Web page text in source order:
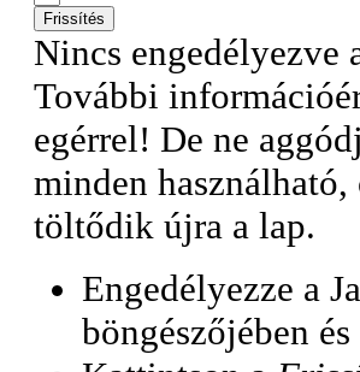
Nincs engedélyezve
További
egérrel! De ne
minden használható,
töltődik újra a lap.
Engedélyezze a
böngészőjében